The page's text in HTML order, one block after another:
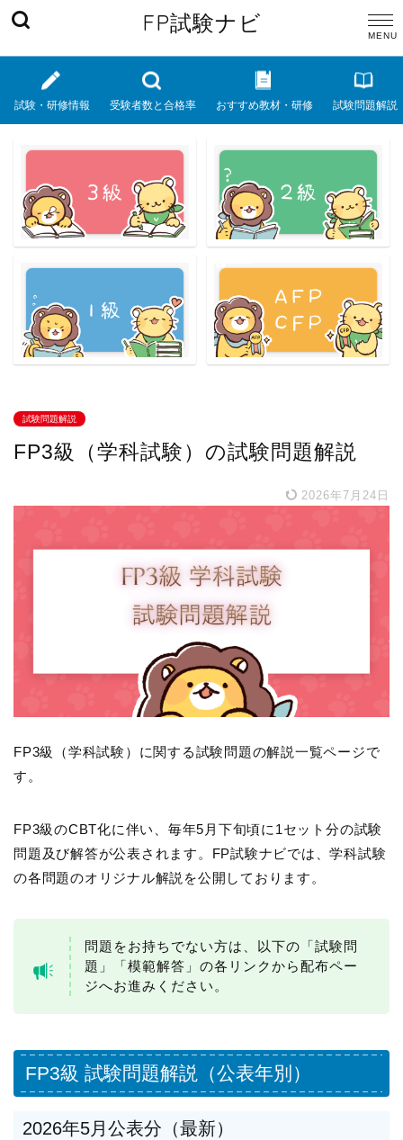
FP試験ナビ
試験・研修情報 受験者数と合格率 おすすめ教材・研修 試験問題解説
試験問題解説
FP3級（学科試験）の試験問題解説
2026年7月24日
FP3級（学科試験）に関する試験問題の解説一覧ページで
す。
FP3級のCBT化に伴い、毎年5月下旬頃に1セット分の試験
問題及び解答が公表されます。FP試験ナビでは、学科試験
の各問題のオリジナル解説を公開しております。
問題をお持ちでない方は、以下の「試験問
題」「模範解答」の各リンクから配布ペー
ジへお進みください。
FP3級 試験問題解説（公表年別）
2026年5月公表分（最新）